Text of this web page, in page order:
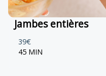
Jambes entières
39€
45 MIN